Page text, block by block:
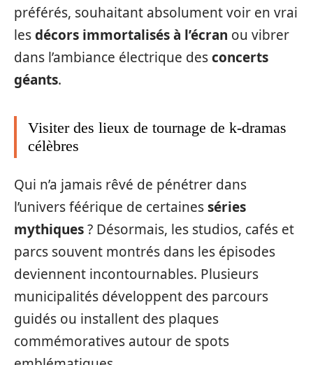
préférés, souhaitant absolument voir en vrai
lesdécors immortalisés à l’écran ou vibrer
dans l’ambiance électrique desconcerts
géants.
Visiter des lieux de tournage de k-dramas
célèbres
Qui n’a jamais rêvé de pénétrer dans
l’univers féérique de certainesséries
mythiques? Désormais, les studios, cafés et
parcs souvent montrés dans les épisodes
deviennent incontournables. Plusieurs
municipalités développent des parcours
guidés ou installent des plaques
commémoratives autour de spots